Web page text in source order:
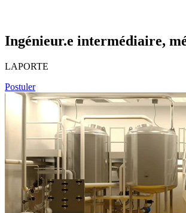
Ingénieur.e intermédiaire,
LAPORTE
Postuler